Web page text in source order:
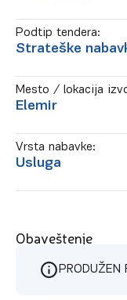
Podtip tendera:
Strateške
Mesto / lokacija
Elemir
Vrsta nabavke:
Usluga
Obaveštenje
PRODUŽEN